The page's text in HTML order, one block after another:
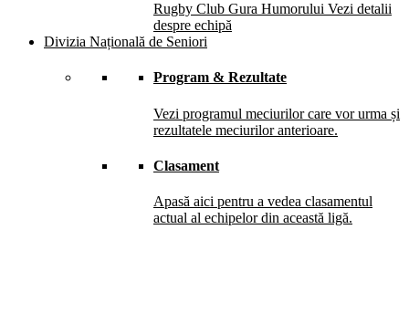
Rugby Club Gura Humorului Vezi detalii
despre echipă
Divizia Națională de Seniori
Program & Rezultate
Vezi programul meciurilor care vor urma și
rezultatele meciurilor anterioare.
Clasament
Apasă aici pentru a vedea clasamentul
actual al echipelor din această ligă.